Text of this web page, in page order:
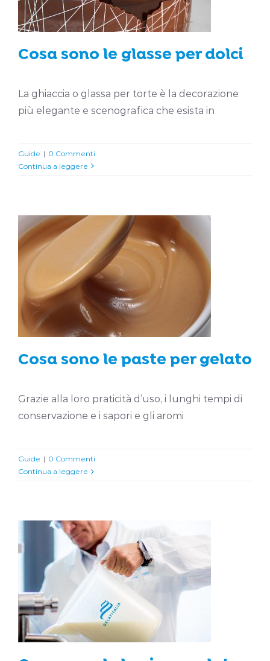
Cosa sono le glasse per dolci
La ghiaccia o glassa per torte è la decorazione
più elegante e scenografica che esista in
Guide | 0 Commenti
Continua a leggere
Cosa sono le paste per gelato
Guide
Cosa sono le paste per gelato
Grazie alla loro praticità d’uso, i lunghi tempi di
conservazione e i sapori e gli aromi
Guide | 0 Commenti
Continua a leggere
Cosa sono le basi per gelato
Guide